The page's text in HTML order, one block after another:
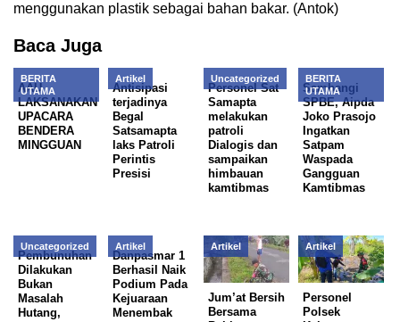
menggunakan plastik sebagai bahan bakar. (Antok)
Baca Juga
BERITA
UTAMA
AAU
LAKSANAKAN
UPACARA
BENDERA
MINGGUAN
Artikel
Antisipasi
terjadinya
Begal
Satsamapta
laks Patroli
Perintis
Presisi
Uncategorized
Personel Sat
Samapta
melakukan
patroli
Dialogis dan
sampaikan
himbauan
kamtibmas
BERITA
UTAMA
Sambangi
SPBE, Aipda
Joko Prasojo
Ingatkan
Satpam
Waspada
Gangguan
Kamtibmas
Uncategorized
Pembunuhan
Dilakukan
Bukan
Masalah
Hutang,
Artikel
Danpasmar 1
Berhasil Naik
Podium Pada
Kejuaraan
Menembak
Artikel
Jum’at Bersih
Bersama
Artikel
Personel
Polsek